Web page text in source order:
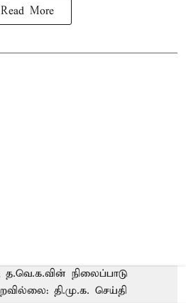
Read More